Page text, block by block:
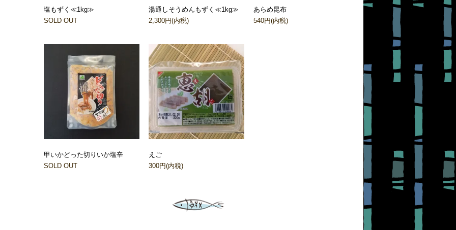
塩もずく≪1kg≫
SOLD OUT
湯通しそうめんもずく≪1kg≫
2,300円(内税)
あらめ昆布
540円(内税)
甲いかどった切りいか塩辛
SOLD OUT
えご
300円(内税)